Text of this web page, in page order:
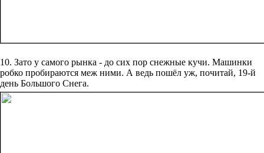
10. Зато у самого рынка - до сих пор снежные кучи. Машинки
робко пробираются меж ними. А ведь пошёл уж, почитай, 19-й
день Большого Снега.